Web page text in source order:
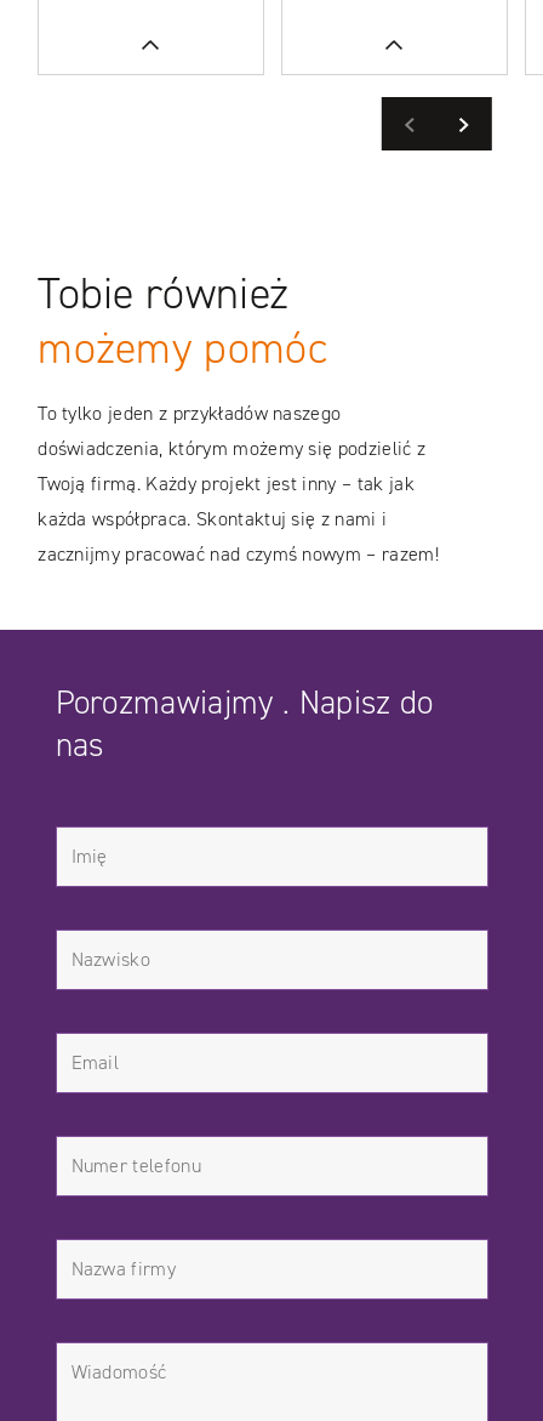
Previous
CASE STUDIES
Tobie również
możemy pomóc
To tylko jeden z przykładów naszego
doświadczenia, którym możemy się podzielić z
Twoją firmą. Każdy projekt jest inny – tak jak
każda współpraca. Skontaktuj się z nami i
zacznijmy pracować nad czymś nowym – razem!
Porozmawiajmy . Napisz do
nas